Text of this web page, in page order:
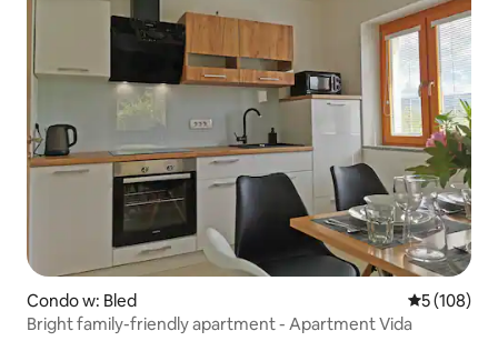
Condo w: Bled Średnia
5 (108)
Bright family-friendly apartment - Apartment Vida